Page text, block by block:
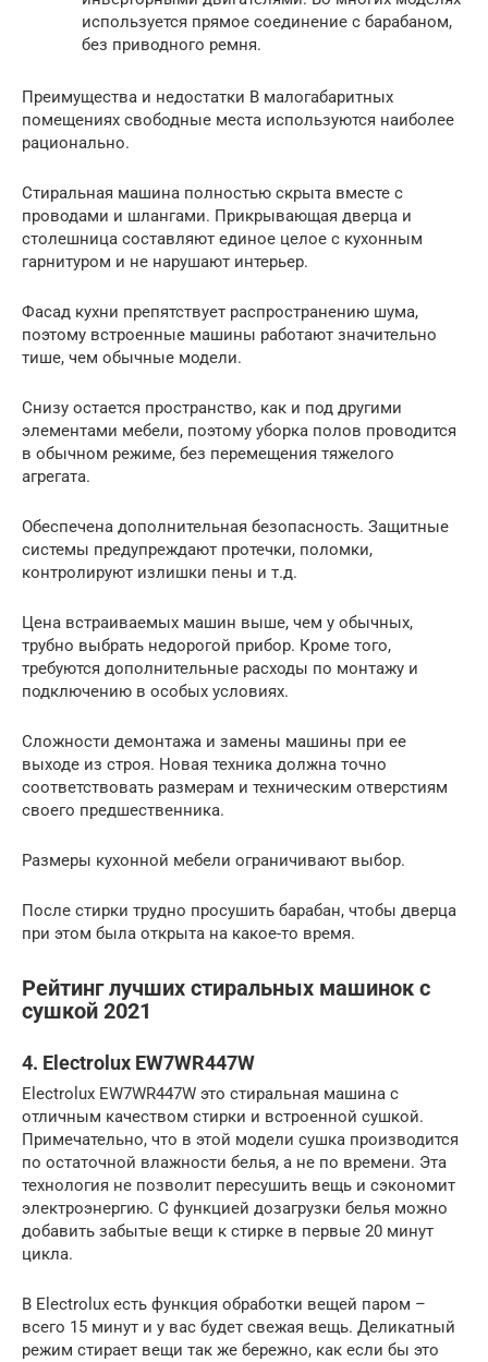
используется прямое соединение с барабаном,
без приводного ремня.
Преимущества и недостатки В малогабаритных
помещениях свободные места используются наиболее
рационально.
Стиральная машина полностью скрыта вместе с
проводами и шлангами. Прикрывающая дверца и
столешница составляют единое целое с кухонным
гарнитуром и не нарушают интерьер.
Фасад кухни препятствует распространению шума,
поэтому встроенные машины работают значительно
тише, чем обычные модели.
Снизу остается пространство, как и под другими
элементами мебели, поэтому уборка полов проводится
в обычном режиме, без перемещения тяжелого
агрегата.
Обеспечена дополнительная безопасность. Защитные
системы предупреждают протечки, поломки,
контролируют излишки пены и т.д.
Цена встраиваемых машин выше, чем у обычных,
трубно выбрать недорогой прибор. Кроме того,
требуются дополнительные расходы по монтажу и
подключению в особых условиях.
Сложности демонтажа и замены машины при ее
выходе из строя. Новая техника должна точно
соответствовать размерам и техническим отверстиям
своего предшественника.
Размеры кухонной мебели ограничивают выбор.
После стирки трудно просушить барабан, чтобы дверца
при этом была открыта на какое-то время.
Рейтинг лучших стиральных машинок с
сушкой 2021
4. Electrolux EW7WR447W
Electrolux EW7WR447W это стиральная машина с
отличным качеством стирки и встроенной сушкой.
Примечательно, что в этой модели сушка производится
по остаточной влажности белья, а не по времени. Эта
технология не позволит пересушить вещь и сэкономит
электроэнергию. С функцией дозагрузки белья можно
добавить забытые вещи к стирке в первые 20 минут
цикла.
В Electrolux есть функция обработки вещей паром –
всего 15 минут и у вас будет свежая вещь. Деликатный
режим стирает вещи так же бережно, как если бы это